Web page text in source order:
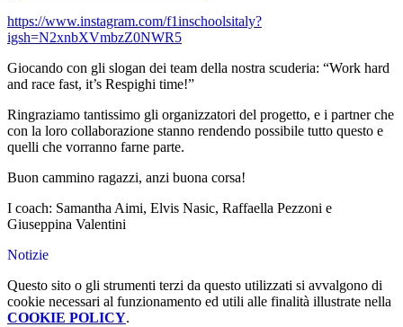
https://www.instagram.com/f1inschoolsitaly?
igsh=N2xnbXVmbzZ0NWR5
Giocando con gli slogan dei team della nostra scuderia: “Work hard
and race fast, it’s Respighi time!”
Ringraziamo tantissimo gli organizzatori del progetto, e i partner che
con la loro collaborazione stanno rendendo possibile tutto questo e
quelli che vorranno farne parte.
Buon cammino ragazzi, anzi buona corsa!
I coach: Samantha Aimi, Elvis Nasic, Raffaella Pezzoni e
Giuseppina Valentini
Notizie
Questo sito o gli strumenti terzi da questo utilizzati si avvalgono di
cookie necessari al funzionamento ed utili alle finalità illustrate nella
COOKIE POLICY.